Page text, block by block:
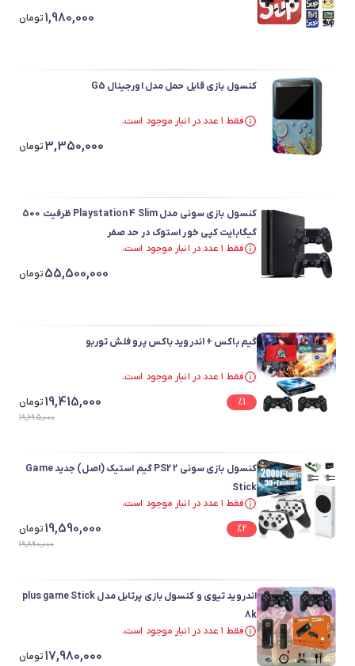
1,980,000تومان
کنسول بازی قابل حمل مدل اورجینال G5
فقط ۱ عدد در انبار موجود است.
3,350,000تومان
کنسول بازی سونی مدل Playstation 4 Slim ظرفیت 500
گیگابایت کپی خور استوک در حد صفر
فقط ۱ عدد در انبار موجود است.
55,500,000تومان
گیم باکس + اندروید باکس پرو فلش توربو
فقط ۱ عدد در انبار موجود است.
فقط ۱ عدد در انبار موجود است.
%1
19,415,000تومان
19,695,000
کنسول بازی سونی 2 PS2 گیم استیک (اصل) جدید Game
Stick
فقط ۱ عدد در انبار موجود است.
%2
19,590,000تومان
19,890,000
اندروید تیوی و کنسول بازی پرتابل مدل plus game Stick
8k
فقط ۱ عدد در انبار موجود است.
17,980,000تومان